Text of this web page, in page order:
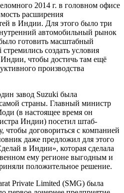
2014 г. в головном офисе
расширения
в Индии. Для этого было три
автомобильный рынок
готовить масштабный
создать условия
чтобы достичь там ещё
производства
завод Suzuki была
страны. Главный министр
(в настоящее время он
Индии) посетил штаб-
чтобы договориться с компанией
даже предложил для этого
в Индии», которая сделала
ему регионе выгодным и
положительное решение.
Private Limited (SMG) была